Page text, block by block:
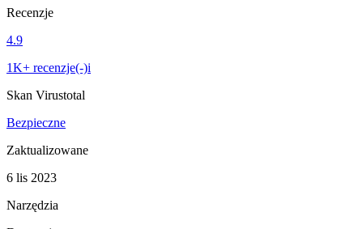
Recenzje
4.9
1K+ recenzje(-)i
Skan Virustotal
Bezpieczne
Zaktualizowane
6 lis 2023
Narzędzia